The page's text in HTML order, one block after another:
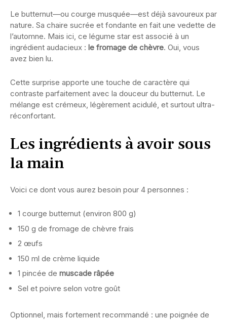
Le butternut—ou courge musquée—est déjà savoureux par
nature. Sa chaire sucrée et fondante en fait une vedette de
l’automne. Mais ici, ce légume star est associé à un
ingrédient audacieux : le fromage de chèvre. Oui, vous
avez bien lu.
Cette surprise apporte une touche de caractère qui
contraste parfaitement avec la douceur du butternut. Le
mélange est crémeux, légèrement acidulé, et surtout ultra-
réconfortant.
Les ingrédients à avoir sous
la main
Voici ce dont vous aurez besoin pour 4 personnes :
1 courge butternut (environ 800 g)
150 g de fromage de chèvre frais
2 œufs
150 ml de crème liquide
1 pincée de muscade râpée
Sel et poivre selon votre goût
Optionnel, mais fortement recommandé : une poignée de